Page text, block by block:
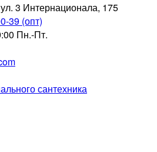
3 Интернационала, 175
39 (опт)
Пн.-Пт.